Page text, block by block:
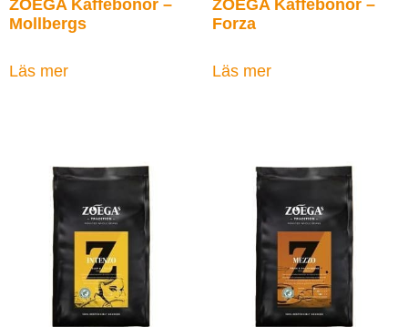
ZOEGA Kaffebönor –
Mollbergs
Läs mer
ZOEGA Kaffebönor –
Forza
Läs mer